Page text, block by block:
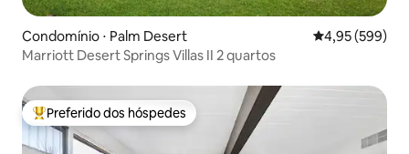
Condomínio ⋅ Palm Desert 4,95 de uma
4,95 (599)
Marriott Desert Springs Villas II 2 quartos
Entre os melhores preferidos dos hóspedes
Preferido dos hóspedes